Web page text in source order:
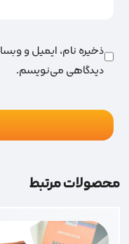
ذخیره نام، ایمیل و
دیدگاهی می‌نویسم.
محصولات مرتبط